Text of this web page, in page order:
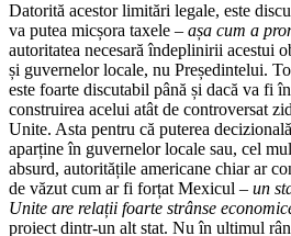
Datorită acestor limitări legale, este
va putea micșora taxele – așa cum a
autoritatea necesară îndeplinirii acestui
și guvernelor locale, nu Președintelui.
este foarte discutabil până și dacă va fi
construirea acelui atât de controversat
Unite. Asta pentru că puterea
aparține în guvernelor locale sau, cel
absurd, autoritățile americane chiar ar
de văzut cum ar fi forțat Mexicul – un
Unite are relații foarte strânse
proiect dintr-un alt stat. Nu în ultimul